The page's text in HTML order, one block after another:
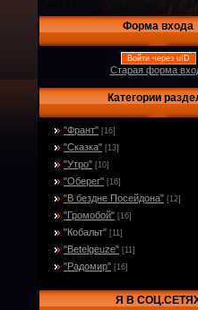
Форма входа
Войти через uID
Старая форма
Категории
"Франт" [16]
"Сказка" [13]
"Утро" [10]
"Оберег" [16]
"В бездне Посейдона" [12]
"Громобой" [16]
"Кобальт" [11]
"Betelgeuze" [11]
"Радомир" [16]
Я В